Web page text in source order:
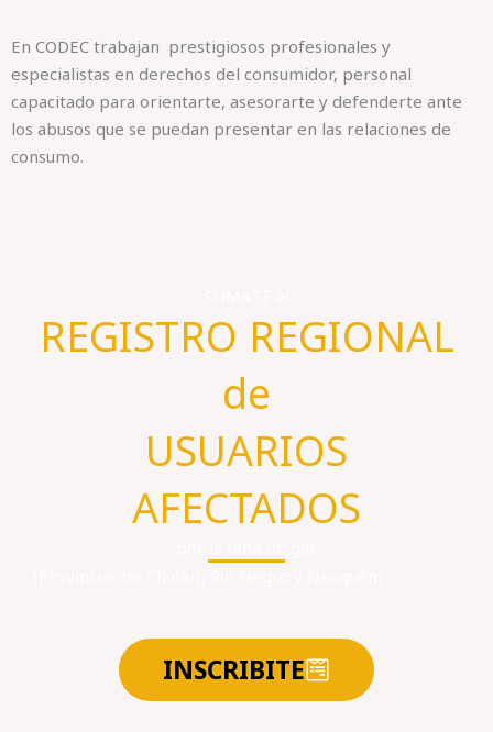
En CODEC trabajan prestigiosos profesionales y
especialistas en derechos del consumidor, personal
capacitado para orientarte, asesorarte y defenderte ante
los abusos que se puedan presentar en las relaciones de
consumo.
REGISTRO REGIONAL
de
USUARIOS
AFECTADOS
INSCRIBITE